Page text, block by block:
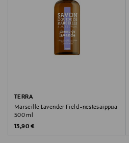
TERRA
Marseille Lavender Field -nestesaippua
500 ml
Original Price
13,90 €